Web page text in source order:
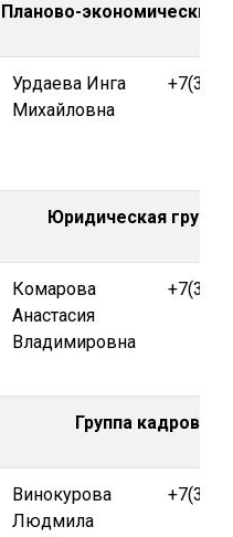
Планово-экономический
Урдаева Инга
Михайловна
Юридическая группа
Комарова
Анастасия
Владимировна
Группа кадров
Винокурова
Людмила